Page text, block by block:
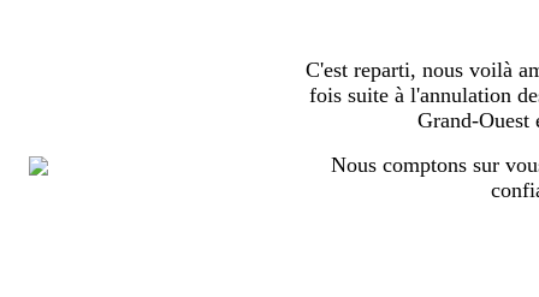
C'est reparti, nous voilà
fois suite à l'annulation
Grand-Ouest
Nous comptons sur